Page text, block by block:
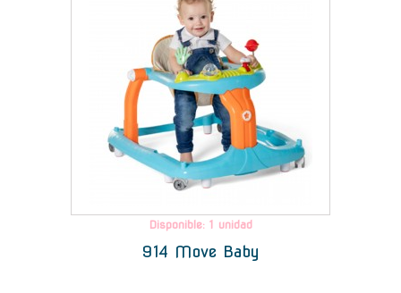
Disponible: 1 unidad
914 Move Baby